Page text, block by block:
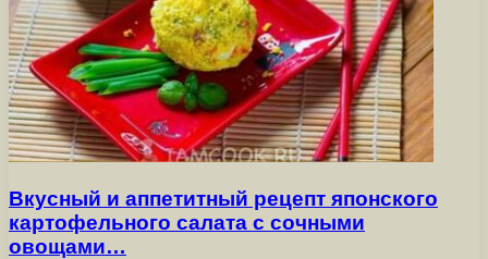
Вкусный и аппетитный рецепт японского
картофельного салата с сочными
овощами…